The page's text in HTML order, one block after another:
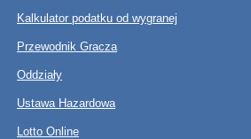
Kalkulator podatku od wygranej
Przewodnik Gracza
Oddziały
Ustawa Hazardowa
Lotto Online